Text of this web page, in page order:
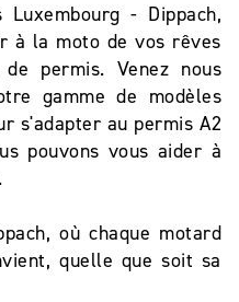
Luxembourg - Dippach,
à la moto de vos rêves
permis. Venez nous
gamme de modèles
s'adapter au permis A2
pouvons vous aider à
où chaque motard
quelle que soit sa